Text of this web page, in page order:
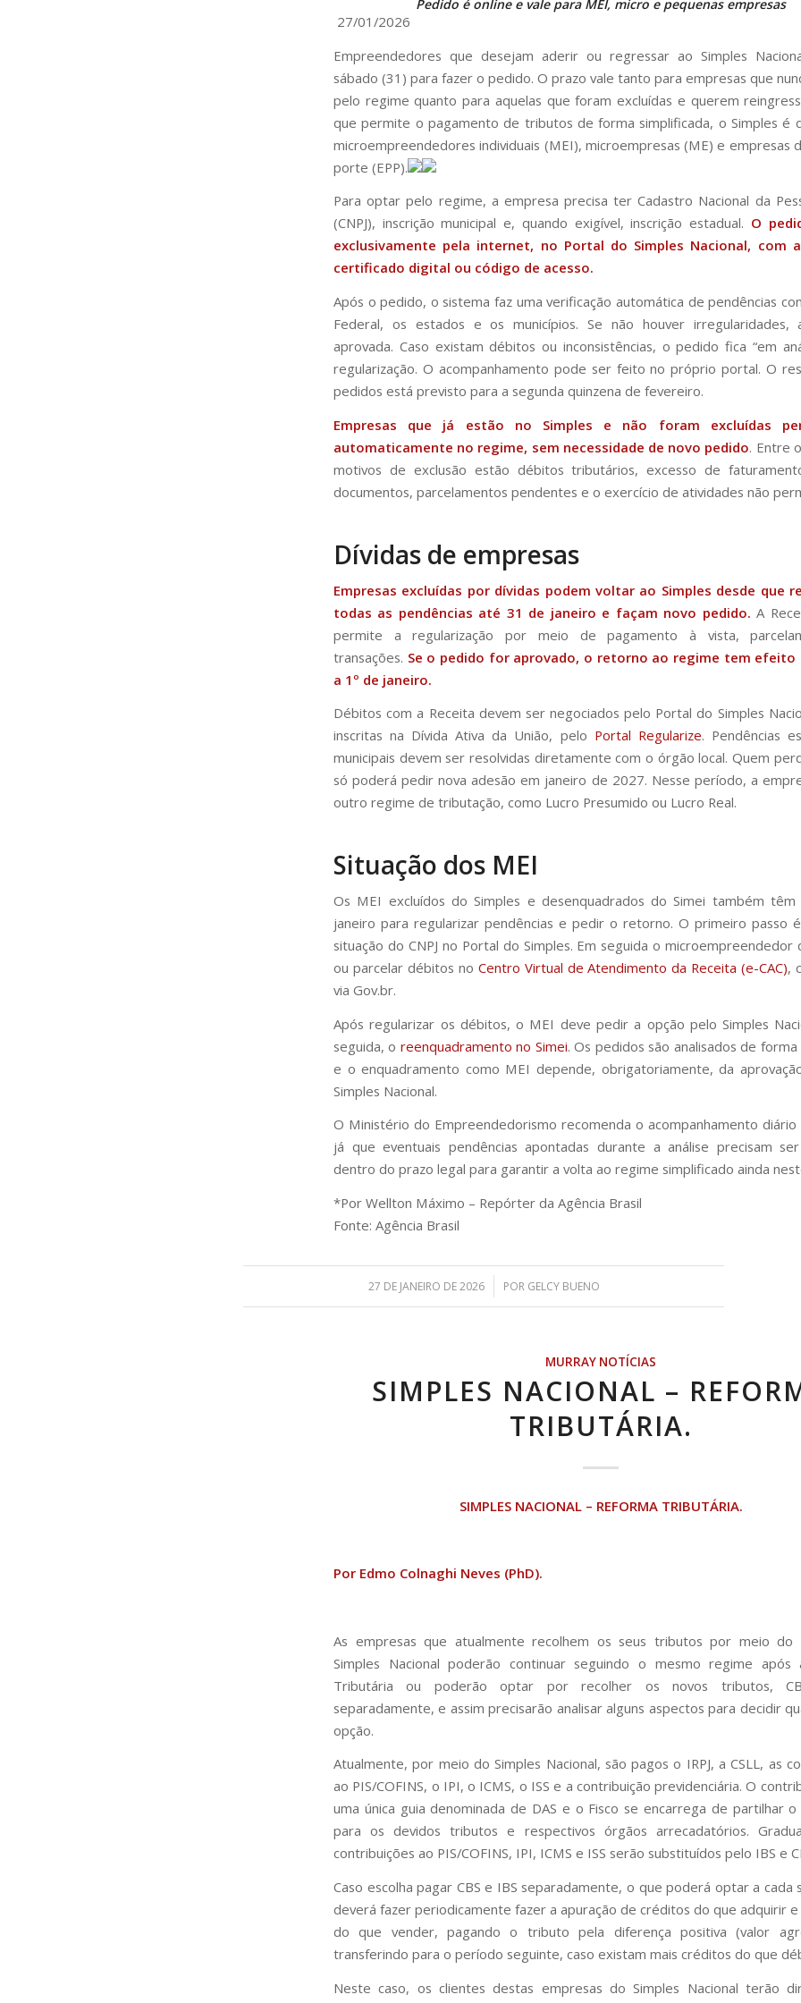
Pedido é online e vale para MEI, micro e pequenas empresas
27/01/2026
Empreendedores que desejam aderir ou regressar ao Simples
sábado (31) para fazer o pedido. O prazo vale tanto para empresas que
pelo regime quanto para aquelas que foram excluídas e querem
que permite o pagamento de tributos de forma simplificada, o Simples é
microempreendedores individuais (MEI), microempresas (ME) e empresas
porte (EPP).
Para optar pelo regime, a empresa precisa ter Cadastro Nacional da
(CNPJ), inscrição municipal e, quando exigível, inscrição estadual. O
exclusivamente pela internet, no Portal do Simples Nacional, com
certificado digital ou código de acesso.
Após o pedido, o sistema faz uma verificação automática de pendências
Federal, os estados e os municípios. Se não houver
aprovada. Caso existam débitos ou inconsistências, o pedido fica “em
regularização. O acompanhamento pode ser feito no próprio portal. O
pedidos está previsto para a segunda quinzena de fevereiro.
Empresas que já estão no Simples e não foram excluídas
automaticamente no regime, sem necessidade de novo pedido. Entre
motivos de exclusão estão débitos tributários, excesso de
documentos, parcelamentos pendentes e o exercício de atividades não
Dívidas de empresas
Empresas excluídas por dívidas podem voltar ao Simples desde que
todas as pendências até 31 de janeiro e façam novo pedido. A
permite a regularização por meio de pagamento à vista,
transações. Se o pedido for aprovado, o retorno ao regime tem
a 1º de janeiro.
Débitos com a Receita devem ser negociados pelo Portal do Simples
inscritas na Dívida Ativa da União, pelo Portal Regularize. Pendências
municipais devem ser resolvidas diretamente com o órgão local. Quem
só poderá pedir nova adesão em janeiro de 2027. Nesse período, a
outro regime de tributação, como Lucro Presumido ou Lucro Real.
Situação dos MEI
Os MEI excluídos do Simples e desenquadrados do Simei também
janeiro para regularizar pendências e pedir o retorno. O primeiro passo
situação do CNPJ no Portal do Simples. Em seguida o microempreendedor
ou parcelar débitos no Centro Virtual de Atendimento da Receita (e-CAC),
via Gov.br.
Após regularizar os débitos, o MEI deve pedir a opção pelo Simples
seguida, o reenquadramento no Simei. Os pedidos são analisados de forma
e o enquadramento como MEI depende, obrigatoriamente, da
Simples Nacional.
O Ministério do Empreendedorismo recomenda o acompanhamento
já que eventuais pendências apontadas durante a análise precisam
dentro do prazo legal para garantir a volta ao regime simplificado ainda
*Por Wellton Máximo – Repórter da Agência Brasil
Fonte: Agência Brasil
27 DE JANEIRO DE 2026
/ POR GELCY BUENO
MURRAY NOTÍCIAS
SIMPLES NACIONAL –
TRIBUTÁRIA.
SIMPLES NACIONAL – REFORMA TRIBUTÁRIA.
Por Edmo Colnaghi Neves (PhD).
As empresas que atualmente recolhem os seus tributos por meio do
Simples Nacional poderão continuar seguindo o mesmo regime após
Tributária ou poderão optar por recolher os novos tributos,
separadamente, e assim precisarão analisar alguns aspectos para decidir
opção.
Atualmente, por meio do Simples Nacional, são pagos o IRPJ, a CSLL, as
ao PIS/COFINS, o IPI, o ICMS, o ISS e a contribuição previdenciária. O
uma única guia denominada de DAS e o Fisco se encarrega de partilhar
para os devidos tributos e respectivos órgãos arrecadatórios.
contribuições ao PIS/COFINS, IPI, ICMS e ISS serão substituídos pelo IBS e
Caso escolha pagar CBS e IBS separadamente, o que poderá optar a cada
deverá fazer periodicamente fazer a apuração de créditos do que adquirir
do que vender, pagando o tributo pela diferença positiva (valor
transferindo para o período seguinte, caso existam mais créditos do que
Neste caso, os clientes destas empresas do Simples Nacional terão